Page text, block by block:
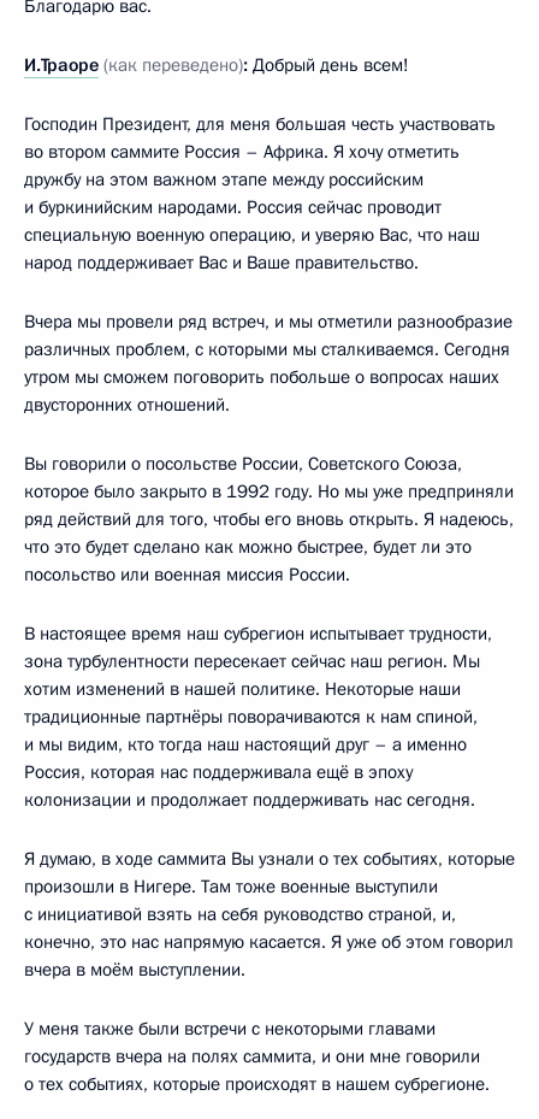
Благодарю вас.
И.Траоре (как переведено): Добрый день всем!
Господин Президент, для меня большая честь участвовать
во втором саммите Россия – Африка. Я хочу отметить
дружбу на этом важном этапе между российским
и буркинийским народами. Россия сейчас проводит
специальную военную операцию, и уверяю Вас, что наш
народ поддерживает Вас и Ваше правительство.
Вчера мы провели ряд встреч, и мы отметили разнообразие
различных проблем, с которыми мы сталкиваемся. Сегодня
утром мы сможем поговорить побольше о вопросах наших
двусторонних отношений.
Вы говорили о посольстве России, Советского Союза,
которое было закрыто в 1992 году. Но мы уже предприняли
ряд действий для того, чтобы его вновь открыть. Я надеюсь,
что это будет сделано как можно быстрее, будет ли это
посольство или военная миссия России.
В настоящее время наш субрегион испытывает трудности,
зона турбулентности пересекает сейчас наш регион. Мы
хотим изменений в нашей политике. Некоторые наши
традиционные партнёры поворачиваются к нам спиной,
и мы видим, кто тогда наш настоящий друг – а именно
Россия, которая нас поддерживала ещё в эпоху
колонизации и продолжает поддерживать нас сегодня.
Я думаю, в ходе саммита Вы узнали о тех событиях, которые
произошли в Нигере. Там тоже военные выступили
с инициативой взять на себя руководство страной, и,
конечно, это нас напрямую касается. Я уже об этом говорил
вчера в моём выступлении.
У меня также были встречи с некоторыми главами
государств вчера на полях саммита, и они мне говорили
о тех событиях, которые происходят в нашем субрегионе.